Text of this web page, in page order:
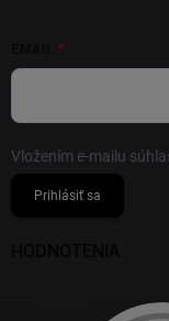
Vložením e-mailu
Prihlásiť sa